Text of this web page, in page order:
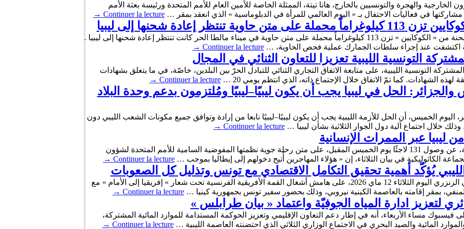
والهجرة والتونسيين بالخارج، هانا تيتة، الممثلة الخاصة للأمين العام للأمم المتحدة ورئيسة بعثة الأمم
مشاركتها في فعاليات الاحتفال بـ « اليوم العالمي للمرأة في الدبلوماسية » الذي انعقد بمقر …Continuer la lecture
→
تنتظر إعادة شحنها إلى ليبيا
أعلنت السلطات المالطية عن ضبط شحنة من « الكوكايين » تزن 113 كيلوغراماً محملة على متن حاوية في ميناء مالطا الحر كانت تنتظر إعادة شحنها إلى ليبيا .
اكتشفت عند إجراء سلطات الجمارك عملية فحص الحاوية، …Continuer la lecture
→
التونسية الليبية تعزيزا للتعاون الثنائي في المجال
التونسية الليبية، على متابعة الاتفاق التجاري الثنائي للتبادل الحرّ بين البلدين، خاصّة، في ما يتعلق بشهادات
لهذه الشهادات. كما تمّ الاتفاق خلال الإجتماع ذاته، الذي انتظم يومي 20 …
Continuer la lecture
→
الحل في ليبيا يجب أن يكون ليبيًا–ليبيًا ومُلتزمون بدعم وحدة البلاد
اليوم الخميس، أن الحل للأزمة الليبية يجب أن يكون ليبيًا–ليبيًا نابعا من إرادة وتوافق جميع مكونات الشعب الليبي دون
وذلك خلال اجتماع آلية دول الجوار الثلاثية بشأن ليبيا …Continuer la lecture
→
أعلنت جماعة سانت إيجيديو الكاثوليكية، عن وصول 131 لاجئًا يوم الخميس المقبل، على متن رحلة جوية نظمتها المفوضية السامية للأمم المتحدة لشؤون
الكاثوليكية في بيان الثلاثاء، إن « هؤلاء المهاجرين أُتيح دخولهم إلى إيطاليا بموجب …Continuer la lecture
→
يُؤكّد أهمية تحقيق التكامل الاقتصادي مع تونس وتذليل كل الصعوبات
التقت رئيسة الحكومة سارة الزعفراني الزنزري اليوم الثلاثاء 12 ماي 2026، على هامش أشغال القمة الأفريقية الفرنسية تحت شعار » إفريقيا إلى الأمام » مع
بمقر إقامته بالعاصمة الكينية نيروبي، وذلك بحضور سفير تونس بجمهورية كينيا …Continuer la lecture
→
لتعزيز ادارة المياه الجوفيّة واعتماد « بيان طرابلس »
فيسبوك مساء الأربعاء، أنه في إطار دعم التعاون الإقليمي وتعزيز الحوكمة المستدامة للموارد المائية المشتركة،
المائية والصيد البحري في الاجتماع الوزاري الثلاثي الذي احتضنته العاصمة الليبية …Continuer la lecture
→